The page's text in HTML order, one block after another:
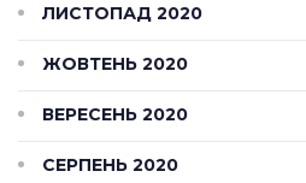
ЛИСТОПАД 2020
ЖОВТЕНЬ 2020
ВЕРЕСЕНЬ 2020
СЕРПЕНЬ 2020